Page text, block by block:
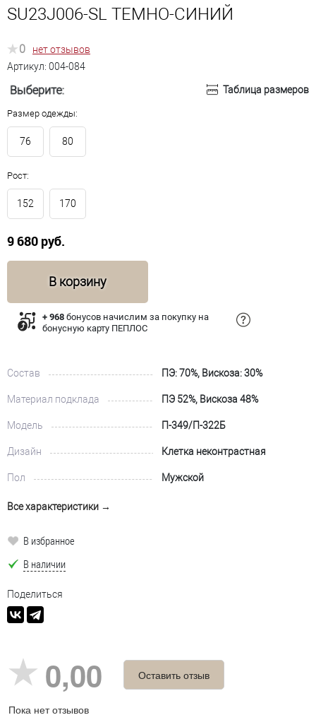
SU23J006-SL ТЕМНО-СИНИЙ
0
нет отзывов
Артикул: 004-084
Выберите: Таблица размеров
Размер одежды:
76 80
Рост:
152 170
9 680 руб.
В корзину
+ 968 бонусов начислим за покупку на
бонусную карту ПЕПЛОС
Состав ПЭ: 70%, Вискоза: 30%
Материал подклада ПЭ 52%, Вискоза 48%
Модель П-349/П-322Б
Дизайн Клетка неконтрастная
Пол Мужской
Все характеристики →
В избранное
В наличии
Поделиться
0,00
Пока нет отзывов
Оставить отзыв